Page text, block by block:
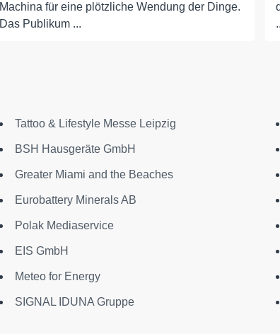
Machina für eine plötzliche Wendung der Dinge.
Das Publikum ...
Tattoo & Lifestyle Messe Leipzig
BSH Hausgeräte GmbH
Greater Miami and the Beaches
Eurobattery Minerals AB
Polak Mediaservice
EIS GmbH
Meteo for Energy
SIGNAL IDUNA Gruppe